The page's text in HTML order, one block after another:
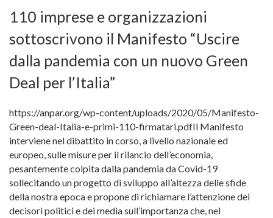
110 imprese e organizzazioni
sottoscrivono il Manifesto “Uscire
dalla pandemia con un nuovo Green
Deal per l’Italia”
https://anpar.org/wp-content/uploads/2020/05/Manifesto-
Green-deal-Italia-e-primi-110-firmatari.pdfIl Manifesto
interviene nel dibattito in corso, a livello nazionale ed
europeo, sulle misure per il rilancio dell’economia,
pesantemente colpita dalla pandemia da Covid-19
sollecitando un progetto di sviluppo all’altezza delle sfide
della nostra epoca e propone di richiamare l’attenzione dei
decisori politici e dei media sull’importanza che, nel